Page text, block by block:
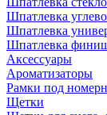
Шпатлевка
Шпатлевка
Шпатлевка
Аксессуары
Ароматизаторы
Рамки под
Щетки